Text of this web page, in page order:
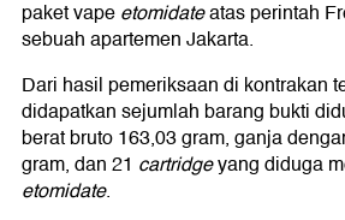
paket vapeetomidateatas perintah
sebuah apartemen Jakarta.
Dari hasil pemeriksaan di kontrakan
didapatkan sejumlah barang bukti
berat bruto 163,03 gram, ganja
gram, dan 21 cartridgeyang diduga
etomidate.